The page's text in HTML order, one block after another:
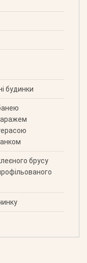
будинки
брусу